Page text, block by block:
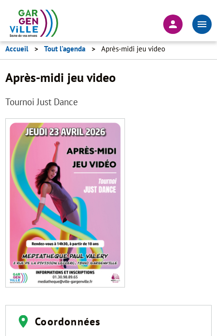
principal
En-
tête
-
Connexion
Accueil Tout l'agenda Après-midi jeu video
Après-midi jeu video
Tournoi Just Dance
Coordonnées